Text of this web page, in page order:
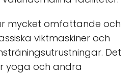
mycket omfattande och
viktmaskiner och
Det
yoga och andra